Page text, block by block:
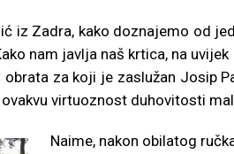
iz Zadra, kako doznajemo od
nam javlja naš krtica, na
za koji je zaslužan Josip
virtuoznost duhovitosti
Naime, nakon obilatog